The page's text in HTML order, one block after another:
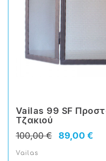
Vailas 99 SF
Tζακιού
89,00 €
100,00 €
Vailas